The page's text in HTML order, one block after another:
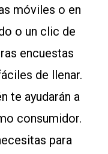
móviles o en
o un clic de
encuestas
de llenar.
te ayudarán a
consumidor.
para